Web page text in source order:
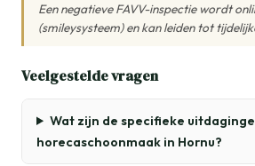
Een negatieve FAVV-inspectie wordt
(smileysysteem) en kan leiden tot
Veelgestelde vragen
Wat zijn de specifieke
horecaschoonmaak in Hornu?